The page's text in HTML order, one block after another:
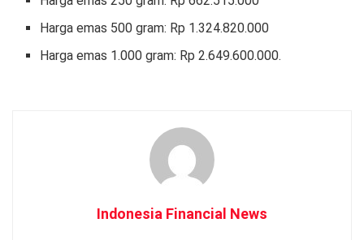
Harga emas 500 gram: Rp 1.324.820.000
Harga emas 1.000 gram: Rp 2.649.600.000.
Indonesia Financial News